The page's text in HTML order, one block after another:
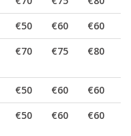
€50 €60 €60
€70 €75 €80
€50 €60 €60
€50 €60 €60